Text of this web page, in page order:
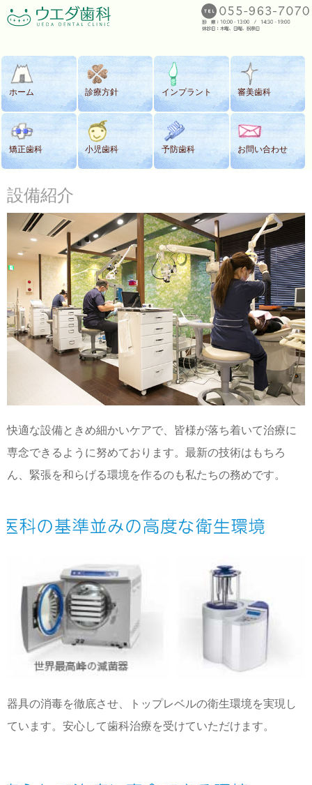
ホーム 診療方針 インプラント 審美歯科
矯正歯科 小児歯科 予防歯科 お問い合わせ
設備紹介
快適な設備ときめ細かいケアで、皆様が落ち着いて治療に
専念できるように努めております。最新の技術はもちろ
ん、緊張を和らげる環境を作るのも私たちの務めです。
器具の消毒を徹底させ、トップレベルの衛生環境を実現し
ています。安心して歯科治療を受けていただけます。